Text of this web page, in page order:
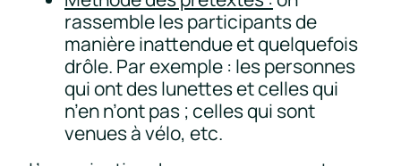
rassemble les participants de
manière inattendue et quelquefois
drôle. Par exemple : les personnes
qui ont des lunettes et celles qui
n’en n’ont pas ; celles qui sont
venues à vélo, etc.